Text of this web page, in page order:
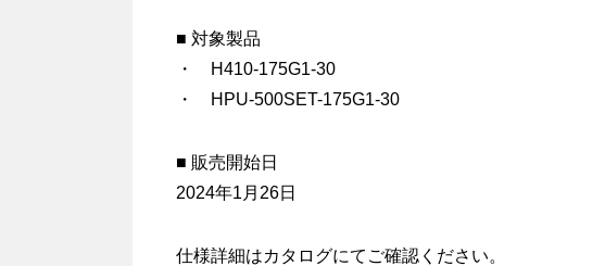
■ 対象製品
・ H410-175G1-30
・ HPU-500SET-175G1-30
■ 販売開始日
2024年1月26日
仕様詳細はカタログにてご確認ください。